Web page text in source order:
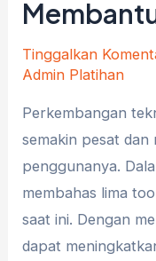
Tinggalkan
Admin Platihan
Perkembangan
semakin pesat dan
penggunanya.
membahas lima
saat ini. Dengan
dapat